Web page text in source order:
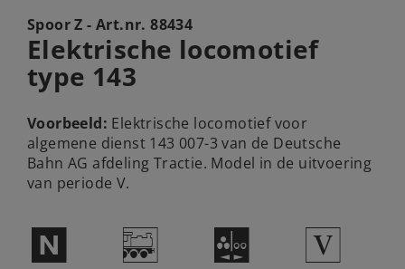
Spoor Z - Art.nr.88434
Elektrische locomotief
type 143
Voorbeeld: Elektrische locomotief voor
algemene dienst 143 007-3 van de Deutsche
Bahn AG afdeling Tractie. Model in de uitvoering
van periode V.
$ / N 5